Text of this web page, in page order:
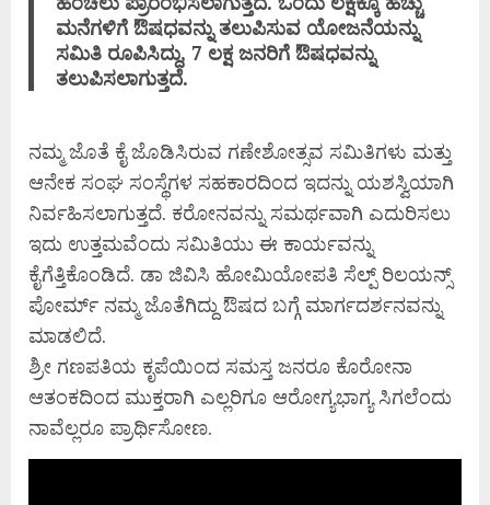
ಮನೆಗಳಿಗೆ ಔಷಧವನ್ನು ತಲುಪಿಸುವ ಯೋಜನೆಯನ್ನು
ಸಮಿತಿ ರೂಪಿಸಿದ್ದು, 7 ಲಕ್ಷ ಜನರಿಗೆ ಔಷಧವನ್ನು
ತಲುಪಿಸಲಾಗುತ್ತದೆ.
ನಮ್ಮ ಜೊತೆ ಕೈ ಜೊಡಿಸಿರುವ ಗಣೇಶೋತ್ಸವ ಸಮಿತಿಗಳು ಮತ್ತು
ಆನೇಕ ಸಂಘ ಸಂಸ್ಥೆಗಳ ಸಹಕಾರದಿಂದ ಇದನ್ನು ಯಶಸ್ವಿಯಾಗಿ
ನಿರ್ವಹಿಸಲಾಗುತ್ತದೆ. ಕರೋನವನ್ನು ಸಮರ್ಥವಾಗಿ ಎದುರಿಸಲು
ಇದು ಉತ್ತಮವೆಂದು ಸಮಿತಿಯು ಈ ಕಾರ್ಯವನ್ನು
ಕೈಗೆತ್ತಿಕೊಂಡಿದೆ. ಡಾ ಜಿವಿಸಿ ಹೋಮಿಯೋಪತಿ ಸೆಲ್ಪ್ ರಿಲಯನ್ಸ್
ಪೋರ್ಮ್ ನಮ್ಮ ಜೊತೆಗಿದ್ದು ಔಷದ ಬಗ್ಗೆ ಮಾರ್ಗದರ್ಶನವನ್ನು
ಮಾಡಲಿದೆ.
ಶ್ರೀ ಗಣಪತಿಯ ಕೃಪೆಯಿಂದ ಸಮಸ್ತ ಜನರೂ ಕೊರೋನಾ
ಆತಂಕದಿಂದ ಮುಕ್ತರಾಗಿ ಎಲ್ಲರಿಗೂ ಆರೋಗ್ಯಭಾಗ್ಯ ಸಿಗಲೆಂದು
ನಾವೆಲ್ಲರೂ ಪ್ರಾರ್ಥಿಸೋಣ.